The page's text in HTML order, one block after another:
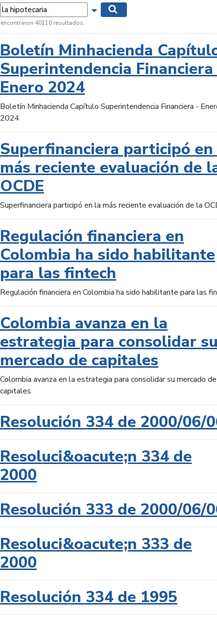
Mostrar opciones de búsqueda
encontraron 40110 resultados.
Boletín Minhacienda
Superintendencia
Enero 2024
Boletín Minhacienda Capítulo Superintendencia Financiera -
2024
Superfinanciera participó
más reciente evaluación de
OCDE
Superfinanciera participó en la más reciente evaluación de la
Regulación financiera en
Colombia ha sido habilitante
para las fintech
Regulación financiera en Colombia ha sido habilitante para las
Colombia avanza en la
estrategia para consolidar
mercado de capitales
Colombia avanza en la estrategia para consolidar su mercado de
capitales
Resolución 334 de 2000/06/
Resoluci&oacute;n 334 de
2000
Resolución 333 de 2000/06/
Resoluci&oacute;n 333 de
2000
Resolución 334 de 1995